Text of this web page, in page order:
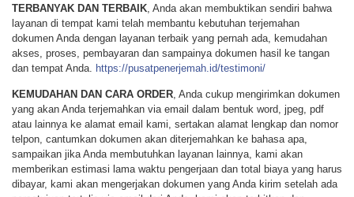
TERBANYAK DAN TERBAIK , Anda akan membuktikan sendiri bahwa
layanan di tempat kami telah membantu kebutuhan terjemahan
dokumen Anda dengan layanan terbaik yang pernah ada, kemudahan
akses, proses, pembayaran dan sampainya dokumen hasil ke tangan
dan tempat Anda. https://pusatpenerjemah.id/testimoni/
KEMUDAHAN DAN CARA ORDER, Anda cukup mengirimkan dokumen
yang akan Anda terjemahkan via email dalam bentuk word, jpeg, pdf
atau lainnya ke alamat email kami, sertakan alamat lengkap dan nomor
telpon, cantumkan dokumen akan diterjemahkan ke bahasa apa,
sampaikan jika Anda membutuhkan layanan lainnya, kami akan
memberikan estimasi lama waktu pengerjaan dan total biaya yang harus
dibayar, kami akan mengerjakan dokumen yang Anda kirim setelah ada